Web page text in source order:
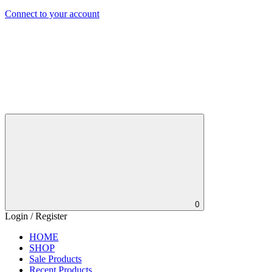
Connect to your account
0
Login / Register
HOME
SHOP
Sale Products
Recent Products